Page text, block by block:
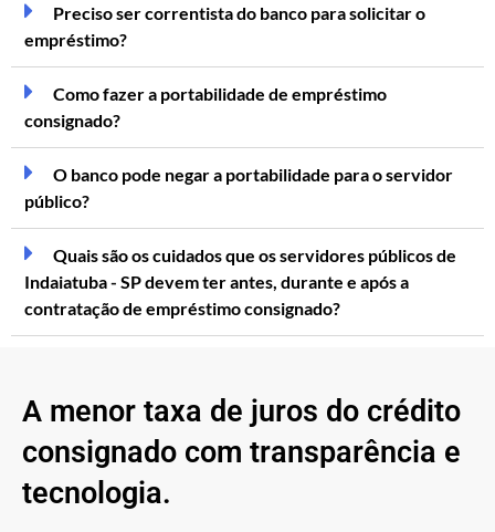
Preciso ser correntista do banco para solicitar o
empréstimo?
Como fazer a portabilidade de empréstimo
consignado?
O banco pode negar a portabilidade para o servidor
público?
Quais são os cuidados que os servidores públicos de
Indaiatuba - SP devem ter antes, durante e após a
contratação de empréstimo consignado?
A menor taxa de juros do crédito
consignado com transparência e
tecnologia.